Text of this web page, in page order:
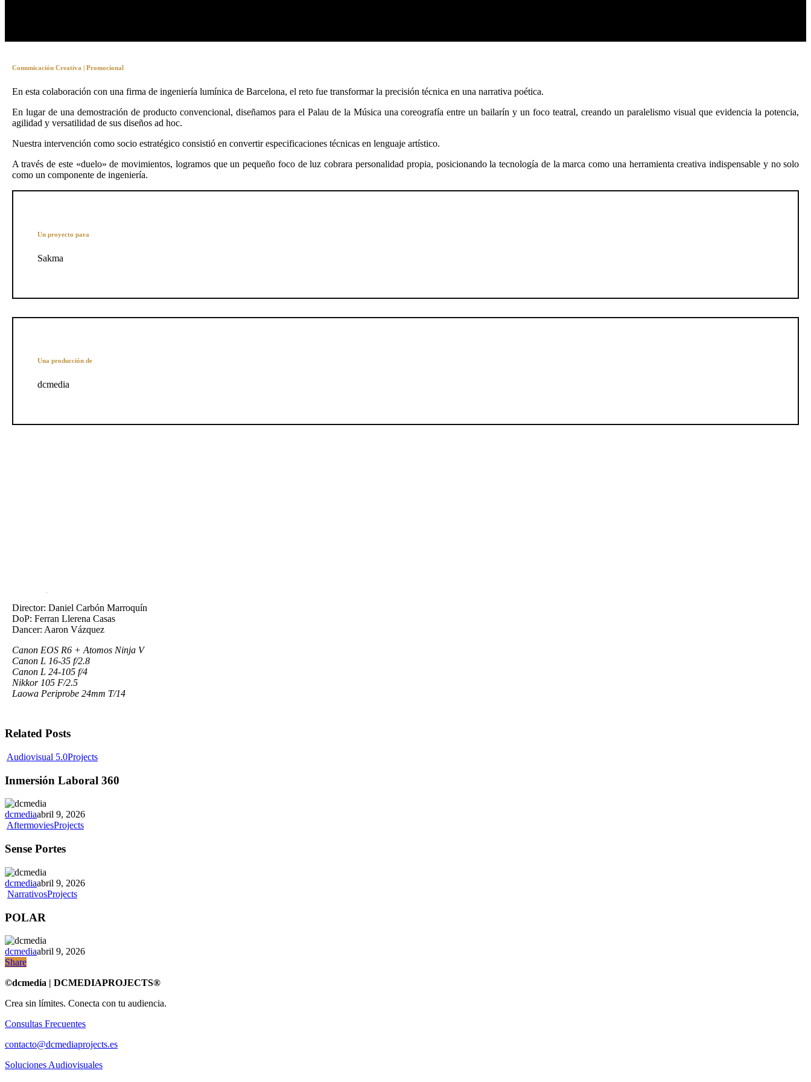
Comunicación Creativa | Promocional
En esta colaboración con una firma de ingeniería lumínica de Barcelona, el reto fue transformar la precisión técnica en una narrativa poética.
En lugar de una demostración de producto convencional, diseñamos para el Palau de la Música una coreografía entre un bailarín y un foco teatral, creando un paralelismo visual que evidencia la potencia,
agilidad y versatilidad de sus diseños ad hoc.
Nuestra intervención como socio estratégico consistió en convertir especificaciones técnicas en lenguaje artístico.
A través de este «duelo» de movimientos, logramos que un pequeño foco de luz cobrara personalidad propia, posicionando la tecnología de la marca como una herramienta creativa indispensable y no solo
como un componente de ingeniería.
Un proyecto para
Sakma
Una producción de
dcmedia
Production Crew
Director: Daniel Carbón Marroquín
DoP: Ferran Llerena Casas
Dancer: Aaron Vázquez
Canon EOS R6 + Atomos Ninja V
Canon L 16-35 f/2.8
Canon L 24-105 f/4
Nikkor 105 F/2.5
Laowa Periprobe 24mm T/14
Related Posts
Audiovisual 5.0ProjectsInmersión
360
Inmersión Laboral 360
dcmediaabril 9, 2026
AftermoviesProjectsSense
Sense Portes
dcmediaabril 9, 2026
NarrativosProjectsPOLAR
POLAR
dcmediaabril 9, 2026
Share
Share
©dcmedia | DCMEDIAPROJECTS®
Crea sin límites. Conecta con tu audiencia.
Consultas Frecuentes
contacto@dcmediaprojects.es
Soluciones Audiovisuales